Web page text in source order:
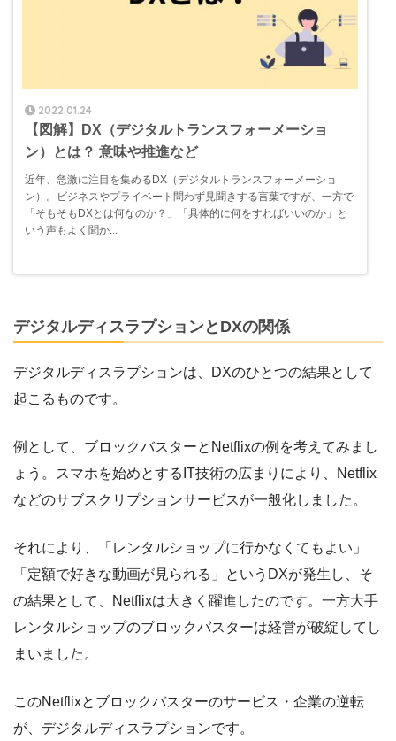
2022.01.24
【図解】DX（デジタルトランスフォーメーショ
ン）とは？ 意味や推進など
近年、急激に注目を集めるDX（デジタルトランスフォーメーショ
ン）。ビジネスやプライベート問わず見聞きする言葉ですが、一方で
「そもそもDXとは何なのか？」「具体的に何をすればいいのか」と
いう声もよく聞か...
デジタルディスラプションとDXの関係
デジタルディスラプションは、DXのひとつの結果として
起こるものです。
例として、ブロックバスターとNetflixの例を考えてみまし
ょう。スマホを始めとするIT技術の広まりにより、Netflix
などのサブスクリプションサービスが一般化しました。
それにより、「レンタルショップに行かなくてもよい」
「定額で好きな動画が見られる」というDXが発生し、そ
の結果として、Netflixは大きく躍進したのです。一方大手
レンタルショップのブロックバスターは経営が破綻してし
まいました。
このNetflixとブロックバスターのサービス・企業の逆転
が、デジタルディスラプションです。